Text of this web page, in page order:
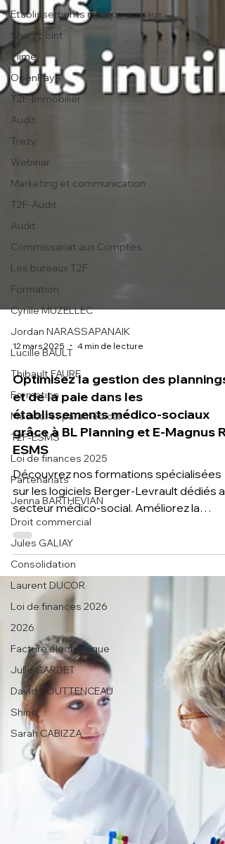
Etablissements médico-sociaux
Sharepoint
Tiime
OpenPaye
T2F-Immobilier
Audit
Trezy
Webinar
Marketing et communication
T2F-Audit
Audit
Commissariat aux Comptes
Les bureaux T2F
Formation
Cyrille MUZELLEC
Jordan NARASSAPANAIK
Lucille BAULT
Thibault FAURE
Formation
Médical et paramédical
T2F-ESMS
Loi de finances 2025
Partenariats
Jenna BARTHEVIAN
Droit commercial
Jules GALIAY
Consolidation
Laurent DUCOR
Loi de finances 2026
2026
Facture électronique
Julie GARDET
David COUTTENCEAU
Shine
Sarah CABIZZA
12 mars 2025 4 min de lecture
Optimisez la gestion des plannings
et de la paie dans les
établissements médico-sociaux
grâce à BL Planning et E-Magnus
ESMS
Découvrez nos formations spécialisées
sur les logiciels Berger-Levrault dédiés au
secteur médico-social. Améliorez la
gestion de votre établ